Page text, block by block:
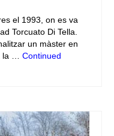
el 1993, on es va
Torcuato Di Tella.
un màster en
la … Continued